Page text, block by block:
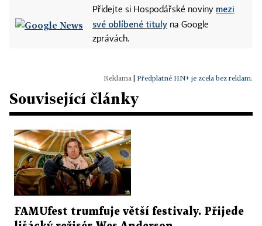
Přidejte si Hospodářské noviny mezi
své oblíbené tituly na Google
zprávách.
Předplatné HN+ je zcela bez reklam.
Související články
FAMUfest trumfuje větší festivaly. Přijede